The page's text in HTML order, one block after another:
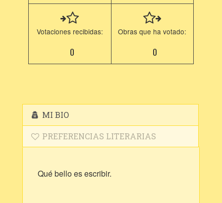
Votaciones recibidas:
0
Obras que ha votado:
0
MI BIO
PREFERENCIAS LITERARIAS
Qué bello es escribir.